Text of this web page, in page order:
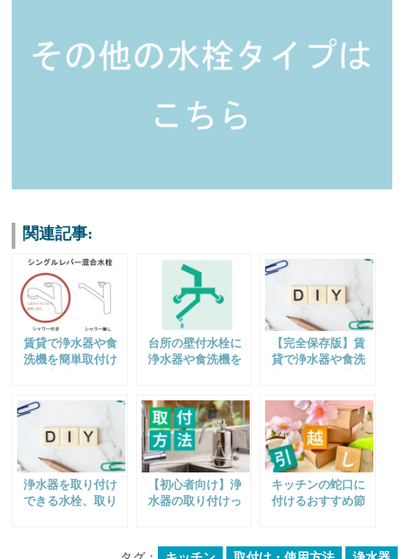
関連記事:
賃貸で浄水器や食
洗機を簡単取付け
ー混合水栓～
台所の壁付水栓に
浄水器や食洗機を
【完全保存版】賃
貸で浄水器や食洗
応）
浄水器を取り付け
できる水栓、取り
【初心者向け】浄
水器の取り付けっ
簡単に解説
キッチンの蛇口に
付けるおすすめ節
を紹介